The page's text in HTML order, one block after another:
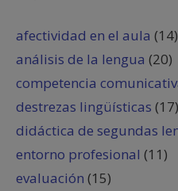
afectividad en el aula (14)
análisis de la lengua (20)
competencia
destrezas lingüísticas (17)
didáctica de segundas
entorno profesional (11)
evaluación (15)